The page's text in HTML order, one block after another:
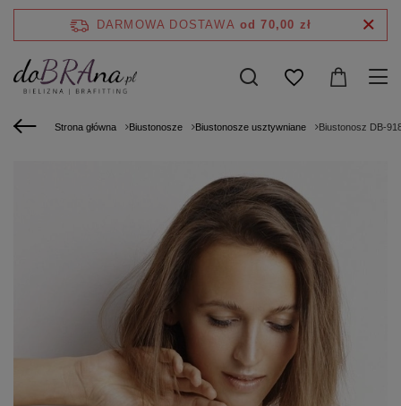
DARMOWA DOSTAWA od 70,00 zł
Strona główna Biustonosze Biustonosze usztywniane Biustonosz DB-